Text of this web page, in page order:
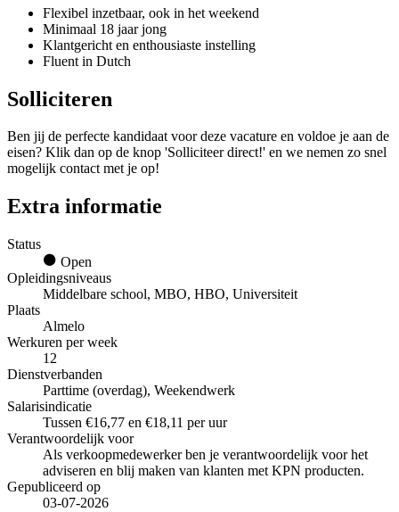
Flexibel inzetbaar, ook in het weekend
Minimaal 18 jaar jong
Klantgericht en enthousiaste instelling
Fluent in Dutch
Solliciteren
Ben jij de perfecte kandidaat voor deze vacature en voldoe je aan de
eisen? Klik dan op de knop 'Solliciteer direct!' en we nemen zo snel
mogelijk contact met je op!
Extra informatie
Status
Open
Opleidingsniveaus
Middelbare school, MBO, HBO, Universiteit
Plaats
Almelo
Werkuren per week
12
Dienstverbanden
Parttime (overdag), Weekendwerk
Salarisindicatie
Tussen €16,77 en €18,11 per uur
Verantwoordelijk voor
Als verkoopmedewerker ben je verantwoordelijk voor het
adviseren en blij maken van klanten met KPN producten.
Gepubliceerd op
03-07-2026